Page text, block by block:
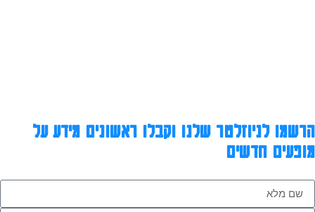
הרשמו לניוזלטר שלנו וקבלו ראשונים מידע על
מופעים חדשים